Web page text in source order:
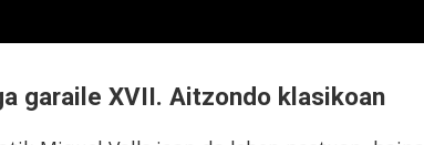
garaile XVII. Aitzondo klasikoan